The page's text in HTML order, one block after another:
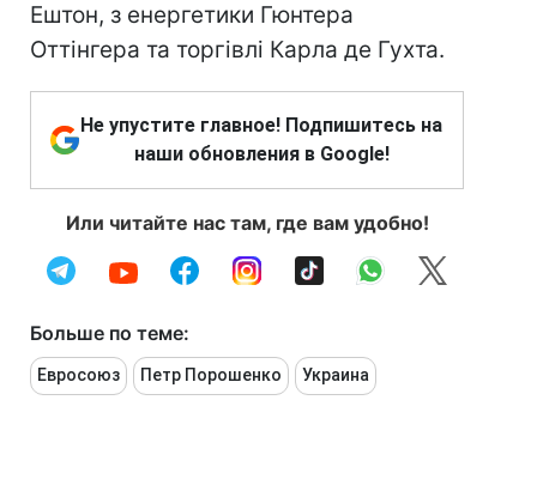
Ештон, з енергетики Гюнтера
Оттінгера та торгівлі Карла де Гухта.
Не упустите главное! Подпишитесь на
наши обновления в Google!
Или читайте нас там, где вам удобно!
Больше по теме:
Евросоюз Петр Порошенко Украина